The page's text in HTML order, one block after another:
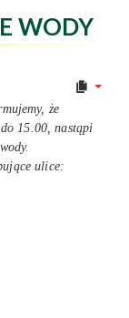
WODY
że
15.00, nastąpi
ulice: